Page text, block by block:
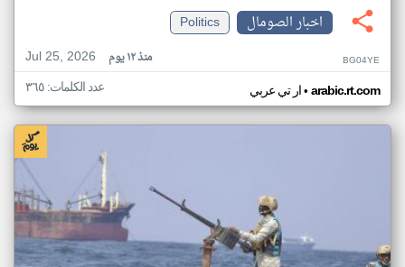
اخبار الصومال
Politics
Jul 25, 2026
منذ ١٢ يوم BG04YE
ار تي عربي• arabic.rt.com عدد الكلمات: ٣٦٥